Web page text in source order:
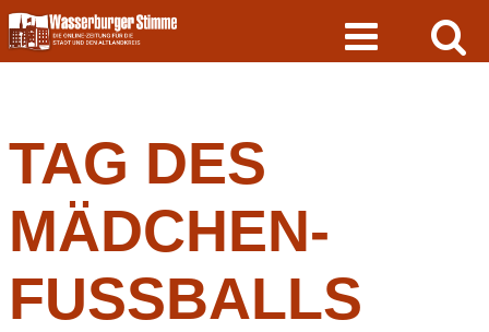
Skip
to
content
TAG DES
MÄDCHEN-
FUSSBALLS